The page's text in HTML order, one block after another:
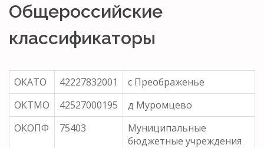
Общероссийские
классификаторы
ОКАТО 42227832001
с Преображенье
ОКТМО
42527000195
д Муромцево
ОКОПФ
75403
Муниципальные
бюджетные учреждения